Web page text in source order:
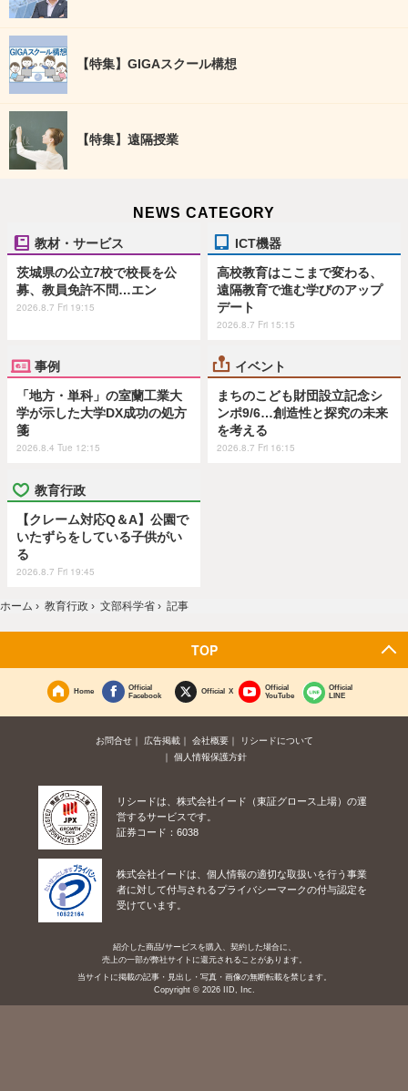
【特集】GIGAスクール構想
【特集】遠隔授業
NEWS CATEGORY
教材・サービス
茨城県の公立7校で校長を公
募、教員免許不問…エン
2026.8.7 Fri 19:15
ICT機器
高校教育はここまで変わる、
遠隔教育で進む学びのアップ
デート
2026.8.7 Fri 15:15
事例
「地方・単科」の室蘭工業大
学が示した大学DX成功の処方
箋
2026.8.4 Tue 12:15
イベント
まちのこども財団設立記念シ
ンポ9/6…創造性と探究の未来
を考える
2026.8.7 Fri 16:15
教育行政
【クレーム対応Q＆A】公園で
いたずらをしている子供がい
る
2026.8.7 Fri 19:45
ホーム › 教育行政 › 文部科学省 › 記事
TOP
Home
Official
Facebook
Official X
Official
YouTube
Official
LINE
お問合せ 広告掲載 会社概要
リシードについて
個人情報保護方針
リシードは、株式会社イード（東証グロース上場）の運
営するサービスです。
証券コード：6038
株式会社イードは、個人情報の適切な取扱いを行う事業
者に対して付与されるプライバシーマークの付与認定を
受けています。
紹介した商品/サービスを購入、契約した場合に、
売上の一部が弊社サイトに還元されることがあります。
当サイトに掲載の記事・見出し・写真・画像の無断転載を禁じます。
Copyright © 2026 IID, Inc.